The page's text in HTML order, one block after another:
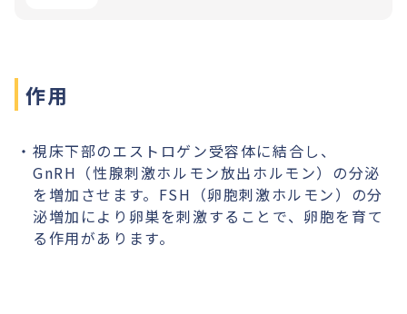
作用
視床下部のエストロゲン受容体に結合し、
GnRH（性腺刺激ホルモン放出ホルモン）の分泌
を増加させます。FSH（卵胞刺激ホルモン）の分
泌増加により卵巣を刺激することで、卵胞を育て
る作用があります。